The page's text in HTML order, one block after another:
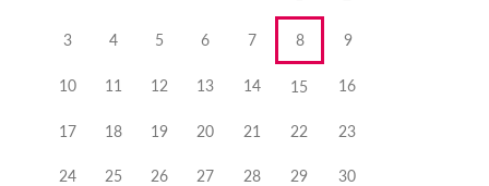
3 4 5 6 7 8 9
10 11 12 13 14 15 16
17 18 19 20 21 22 23
24 25 26 27 28 29 30